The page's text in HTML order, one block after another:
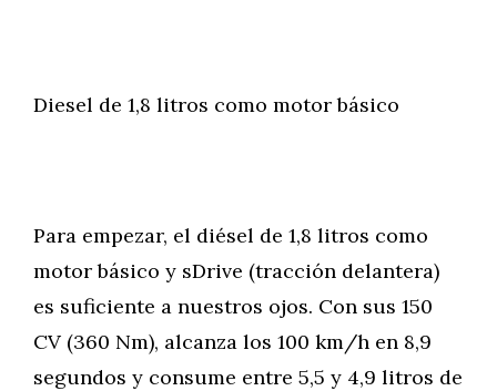
Diesel de 1,8 litros como motor básico
Para empezar, el diésel de 1,8 litros como
motor básico y sDrive (tracción delantera)
es suficiente a nuestros ojos. Con sus 150
CV (360 Nm), alcanza los 100 km/h en 8,9
segundos y consume entre 5,5 y 4,9 litros de